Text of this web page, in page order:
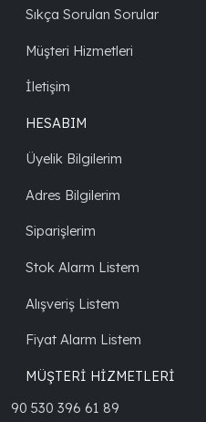
Sıkça Sorulan Sorular
Müşteri Hizmetleri
İletişim
HESABIM
Üyelik Bilgilerim
Adres Bilgilerim
Siparişlerim
Stok Alarm Listem
Alışveriş Listem
Fiyat Alarm Listem
MÜŞTERİ HİZMETLERİ
90 530 396 61 89